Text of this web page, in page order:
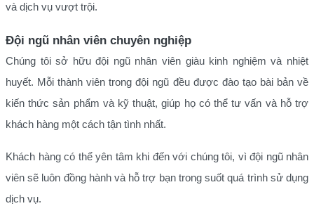
và dịch vụ vượt trội.
Đội ngũ nhân viên chuyên nghiệp
Chúng tôi sở hữu đội ngũ nhân viên giàu kinh nghiệm và nhiệt
huyết. Mỗi thành viên trong đội ngũ đều được đào tạo bài bản về
kiến thức sản phẩm và kỹ thuật, giúp họ có thể tư vấn và hỗ trợ
khách hàng một cách tận tình nhất.
Khách hàng có thể yên tâm khi đến với chúng tôi, vì đội ngũ nhân
viên sẽ luôn đồng hành và hỗ trợ bạn trong suốt quá trình sử dụng
dịch vụ.